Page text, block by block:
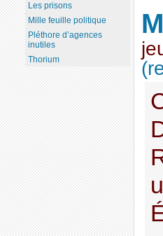
Les prisons
Mille feuille politique
Pléthore d’agences
inutiles
Thorium